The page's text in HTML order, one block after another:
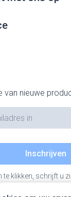
van nieuwe
Inschrijven
te klikken, schrijft u